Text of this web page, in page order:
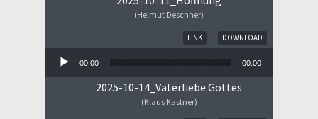
(Helmut Deschner)
DOWNLOAD
LINK
00:00 00:00
2025-10-14_Vaterliebe Gottes
(Klaus Kastner)